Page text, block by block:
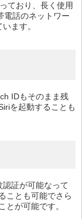
ており、長く使用
電話のネットワー
ます。
IDもそのまま残
を起動することも
証が可能なって
ことも可能でさら
とが可能です。